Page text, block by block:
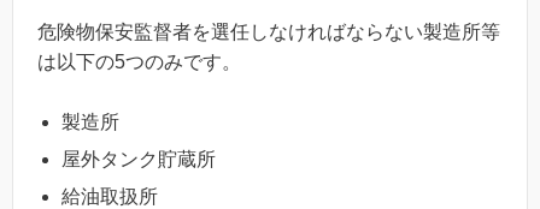
危険物保安監督者を選任しなければならない製造所等
は以下の5つのみです。
製造所
屋外タンク貯蔵所
給油取扱所